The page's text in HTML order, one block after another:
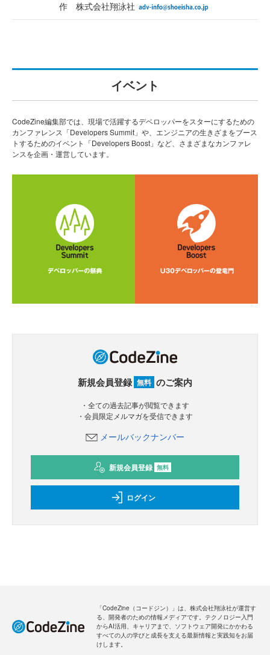
作 株式会社翔泳社
イベント
CodeZine編集部では、現場で活躍するデベロッパーをスターにするための
カンファレンス「Developers Summit」や、エンジニアの生きざまをブース
トするためのイベント「Developers Boost」など、さまざまなカンファレ
ンスを企画・運営しています。
新規会員登録 無料 のご案内
・全ての過去記事が閲覧できます
・会員限定メルマガを受信できます
メールバックナンバー
新規会員登録 無料
ログイン
「CodeZine（コードジン）」は、株式会社翔泳社が運営す
る、開発者のための情報メディアです。テクノロジー入門
からAI活用、キャリアまで、ソフトウェア開発にかかわる
すべての人の学びと成長を支える最新情報と実践知をお届
けします。